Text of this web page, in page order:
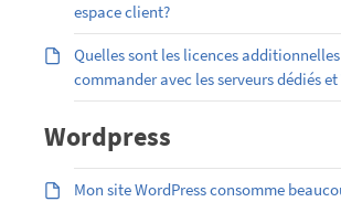
espace client?
Quelles sont les licences
commander avec les serveurs dédiés et
Wordpress
Mon site WordPress consomme